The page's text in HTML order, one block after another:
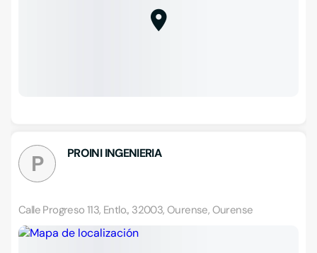
P PROINI INGENIERIA
Calle Progreso 113, Entlo., 32003, Ourense, Ourense